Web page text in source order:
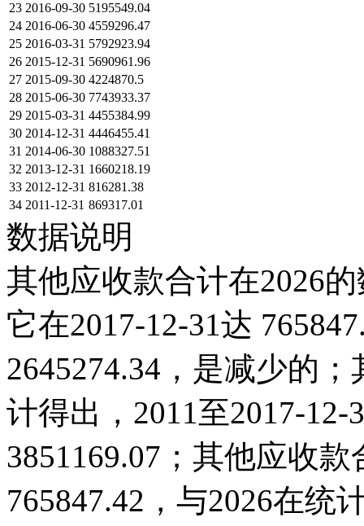
23 2016-09-30 5195549.04
24 2016-06-30 4559296.47
25 2016-03-31 5792923.94
26 2015-12-31 5690961.96
27 2015-09-30 4224870.5
28 2015-06-30 7743933.37
29 2015-03-31 4455384.99
30 2014-12-31 4446455.41
31 2014-06-30 1088327.51
32 2013-12-31 1660218.19
33 2012-12-31 816281.38
34 2011-12-31 869317.01
数据说明
其他应收款合计在2026
它在2017-12-31达
2645274.34，是减少的
计得出，2011至2017-
3851169.07；其他应收
765847.42，与2026在统